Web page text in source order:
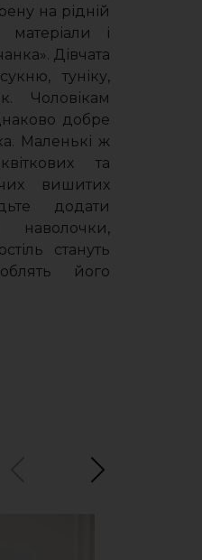
на рідній
і
Дівчата
туніку,
Чоловікам
добре
Маленькі ж
та
вишитих
додати
наволочки,
стануть
його